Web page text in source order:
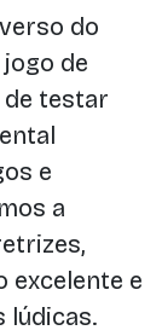
do
de
de testar
e
a
excelente e
lúdicas.